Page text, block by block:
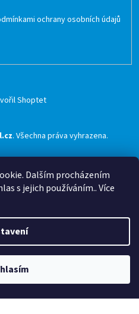
Dalším procházením
s jejich používáním.. Více
ochrany osobních údajů
Shoptet
. Všechna práva vyhrazena.